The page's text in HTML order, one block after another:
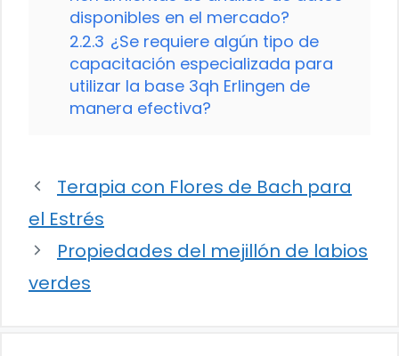
disponibles en el mercado?
2.2.3 ¿Se requiere algún tipo de
capacitación especializada para
utilizar la base 3qh Erlingen de
manera efectiva?
Terapia con Flores de Bach para
el Estrés
Propiedades del mejillón de labios
verdes